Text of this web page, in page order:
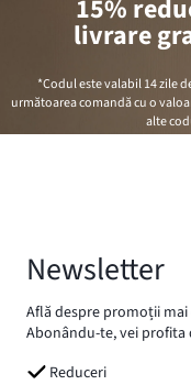
15%
livrare
*Codul este valabil 14 zile
următoarea comandă cu o
alte
Newsletter
Află despre promoții
Abonându-te, vei profita
Reduceri